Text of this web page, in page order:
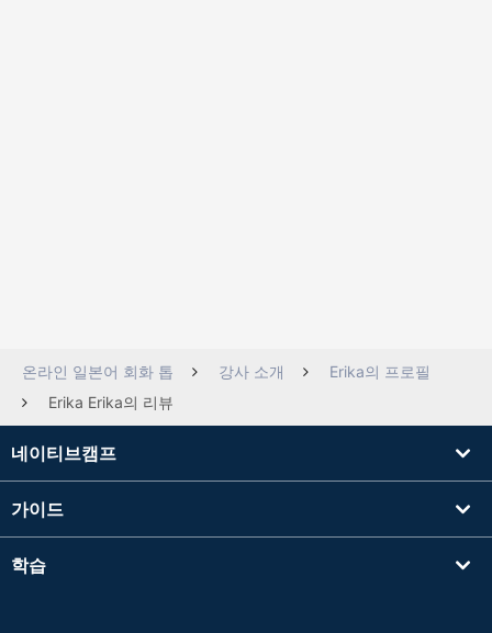
온라인 일본어 회화 톱 강사 소개
Erika의 프로필
Erika Erika의 리뷰
네이티브캠프
가이드
학습